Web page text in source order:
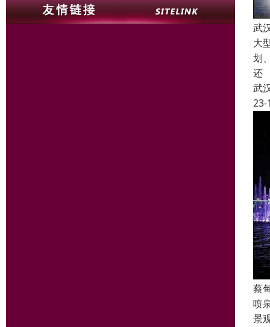
武
大
划
还
武
23-
蔡
喷
景